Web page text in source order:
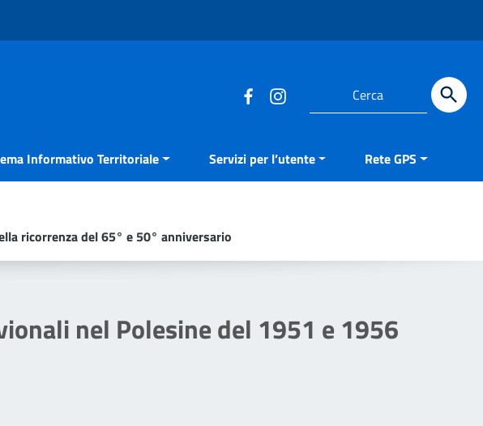
Cerca
Informativo Territoriale Servizi per l’utente Rete GPS
ricorrenza del 65° e 50° anniversario
nel Polesine del 1951 e 1956